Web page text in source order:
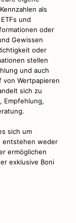
als
und
oder
Gewissen
oder
stellen
und auch
von Wertpapieren
sich zu
Empfehlung,
sich um
entstehen weder
ermöglichen
exklusive Boni